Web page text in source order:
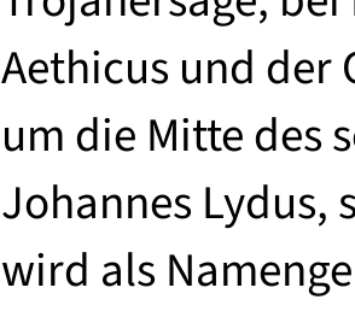
Aethicus und der
um die Mitte des
Johannes Lydus,
wird als